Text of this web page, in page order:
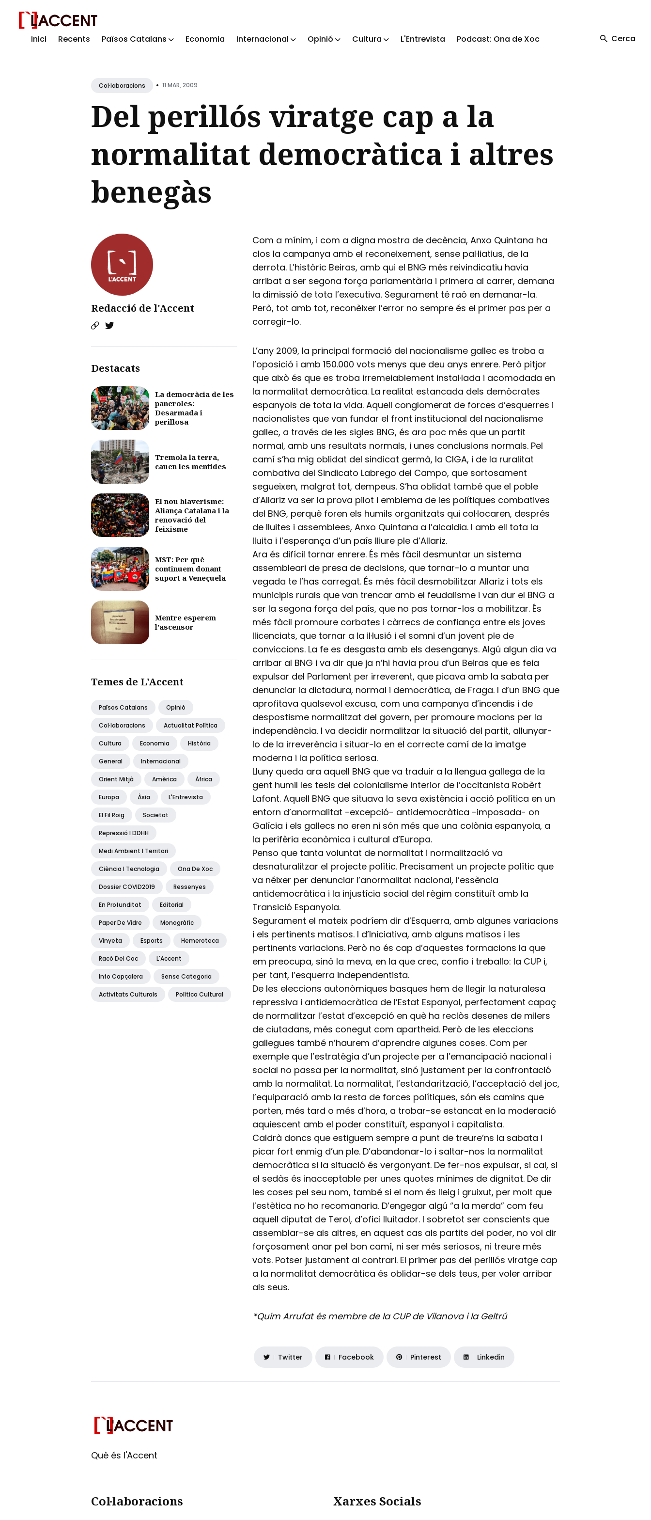
Inici Recents Països Catalans Economia Internacional Opinió Cultura L'Entrevista Podcast: Ona de Xoc Cerca
Blog
Col·laboracions • 11 MAR, 2009
Del perillós viratge cap a la
normalitat democràtica i altres
benegàs
Redacció de l'Accent
Destacats
La democràcia de les
paneroles:
Desarmada i
perillosa
Tremola la terra,
cauen les mentides
El nou blaverisme:
Aliança Catalana i la
renovació del
feixisme
MST: Per què
continuem donant
suport a Veneçuela
Mentre esperem
l’ascensor
Temes de L'Accent
Països Catalans Opinió
Col·laboracions Actualitat Política
Cultura Economia Història
General Internacional
Orient Mitjà Amèrica Àfrica
Europa Àsia L'Entrevista
El Fil Roig Societat
Repressió I DDHH
Medi Ambient I Territori
Ciència I Tecnologia Ona De Xoc
Dossier COVID2019 Ressenyes
En Profunditat Editorial
Paper De Vidre Monogràfic
Vinyeta Esports Hemeroteca
Racó Del Coc L'Accent
Info Capçalera Sense Categoria
Activitats Culturals Política Cultural
Com a mínim, i com a digna mostra de decència, Anxo Quintana ha
clos la campanya amb el reconeixement, sense pal·liatius, de la
derrota. L’històric Beiras, amb qui el BNG més reivindicatiu havia
arribat a ser segona força parlamentària i primera al carrer, demana
la dimissió de tota l’executiva. Segurament té raó en demanar-la.
Però, tot amb tot, reconèixer l’error no sempre és el primer pas per a
corregir-lo.
L’any 2009, la principal formació del nacionalisme gallec es troba a
l’oposició i amb 150.000 vots menys que deu anys enrere. Però pitjor
que això és que es troba irremeiablement instal·lada i acomodada en
la normalitat democràtica. La realitat estancada dels demòcrates
espanyols de tota la vida. Aquell conglomerat de forces d’esquerres i
nacionalistes que van fundar el front institucional del nacionalisme
gallec, a través de les sigles BNG, és ara poc més que un partit
normal, amb uns resultats normals, i unes conclusions normals. Pel
camí s’ha mig oblidat del sindicat germà, la CIGA, i de la ruralitat
combativa del Sindicato Labrego del Campo, que sortosament
segueixen, malgrat tot, dempeus. S’ha oblidat també que el poble
d’Allariz va ser la prova pilot i emblema de les polítiques combatives
del BNG, perquè foren els humils organitzats qui col·locaren, després
de lluites i assemblees, Anxo Quintana a l’alcaldia. I amb ell tota la
lluita i l’esperança d’un país lliure ple d’Allariz.
Ara és difícil tornar enrere. És més fàcil desmuntar un sistema
assembleari de presa de decisions, que tornar-lo a muntar una
vegada te l’has carregat. És més fàcil desmobilitzar Allariz i tots els
municipis rurals que van trencar amb el feudalisme i van dur el BNG a
ser la segona força del país, que no pas tornar-los a mobilitzar. És
més fàcil promoure corbates i càrrecs de confiança entre els joves
llicenciats, que tornar a la il·lusió i el somni d’un jovent ple de
conviccions. La fe es desgasta amb els desenganys. Algú algun dia va
arribar al BNG i va dir que ja n’hi havia prou d’un Beiras que es feia
expulsar del Parlament per irreverent, que picava amb la sabata per
denunciar la dictadura, normal i democràtica, de Fraga. I d’un BNG que
aprofitava qualsevol excusa, com una campanya d’incendis i de
despostisme normalitzat del govern, per promoure mocions per la
independència. I va decidir normalitzar la situació del partit, allunyar-
lo de la irreverència i situar-lo en el correcte camí de la imatge
moderna i la política seriosa.
Lluny queda ara aquell BNG que va traduir a la llengua gallega de la
gent humil les tesis del colonialisme interior de l’occitanista Robèrt
Lafont. Aquell BNG que situava la seva existència i acció política en un
entorn d’anormalitat -excepció- antidemocràtica -imposada- on
Galícia i els gallecs no eren ni són més que una colònia espanyola, a
la perifèria econòmica i cultural d’Europa.
Penso que tanta voluntat de normalitat i normalització va
desnaturalitzar el projecte polític. Precisament un projecte polític que
va néixer per denunciar l’anormalitat nacional, l’essència
antidemocràtica i la injustícia social del règim constituït amb la
Transició Espanyola.
Segurament el mateix podríem dir d’Esquerra, amb algunes variacions
i els pertinents matisos. I d’Iniciativa, amb alguns matisos i les
pertinents variacions. Però no és cap d’aquestes formacions la que
em preocupa, sinó la meva, en la que crec, confio i treballo: la CUP i,
per tant, l’esquerra independentista.
De les eleccions autonòmiques basques hem de llegir la naturalesa
repressiva i antidemocràtica de l’Estat Espanyol, perfectament capaç
de normalitzar l’estat d’excepció en què ha reclòs desenes de milers
de ciutadans, més conegut com apartheid. Però de les eleccions
gallegues també n’haurem d’aprendre algunes coses. Com per
exemple que l’estratègia d’un projecte per a l’emancipació nacional i
social no passa per la normalitat, sinó justament per la confrontació
amb la normalitat. La normalitat, l’estandarització, l’acceptació del joc,
l’equiparació amb la resta de forces polítiques, són els camins que
porten, més tard o més d’hora, a trobar-se estancat en la moderació
aquiescent amb el poder constituït, espanyol i capitalista.
Caldrà doncs que estiguem sempre a punt de treure’ns la sabata i
picar fort enmig d’un ple. D’abandonar-lo i saltar-nos la normalitat
democràtica si la situació és vergonyant. De fer-nos expulsar, si cal, si
el sedàs és inacceptable per unes quotes mínimes de dignitat. De dir
les coses pel seu nom, també si el nom és lleig i gruixut, per molt que
l’estètica no ho recomanaria. D’engegar algú “a la merda” com feu
aquell diputat de Terol, d’ofici lluitador. I sobretot ser conscients que
assemblar-se als altres, en aquest cas als partits del poder, no vol dir
forçosament anar pel bon camí, ni ser més seriosos, ni treure més
vots. Potser justament al contrari. El primer pas del perillós viratge cap
a la normalitat democràtica és oblidar-se dels teus, per voler arribar
als seus.
*Quim Arrufat és membre de la CUP de Vilanova i la Geltrú
Twitter Facebook Pinterest Linkedin
Què és l'Accent
Col·laboracions Xarxes Socials